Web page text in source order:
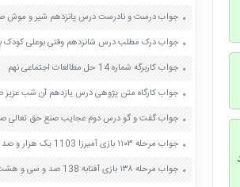
جواب کاربرگه شماره 14 حل مطالعات اجتماعی نهم
جواب مرحله ۱۱۰۳ بازی آمیرزا 1103 یک هزار و صد و سه پاسخ
جواب مرحله ۱۳۸ بازی آفتابه 138 صد و سی و هشت پاسخ